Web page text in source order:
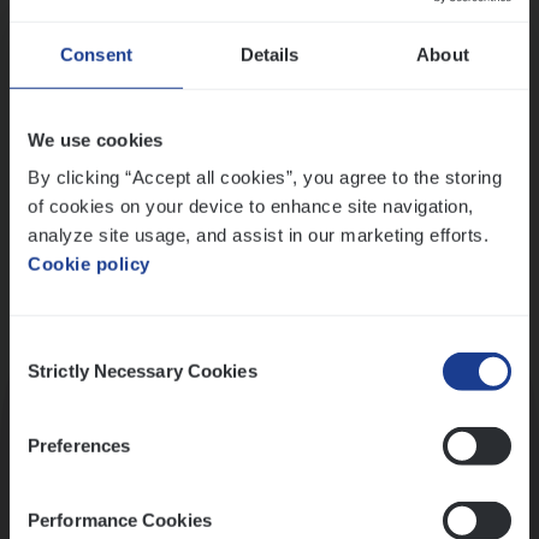
Consent Details About
We use cookies
By clicking “Accept all cookies”, you agree to the storing
of cookies on your device to enhance site navigation,
analyze site usage, and assist in our marketing efforts.
Cookie policy
Selection
Strictly Necessary Cookies
Preferences
Performance Cookies
Ons sollicitatieproces